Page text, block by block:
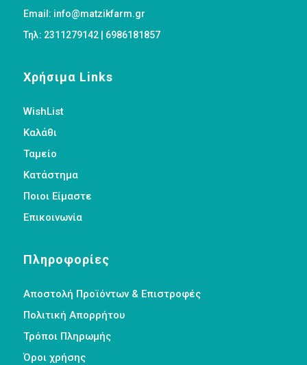
Email: info@matzikfarm.gr
Τηλ: 2311279142 | 6986181857
Χρήσιμα Links
WishList
Καλάθι
Ταμείο
Κατάστημα
Ποιοι Είμαστε
Επικοινωνία
Πληροφορίες
Αποστολή Προϊόντων & Επιστροφές
Πολιτική Απορρήτου
Τρόποι Πληρωμής
Όροι χρήσης